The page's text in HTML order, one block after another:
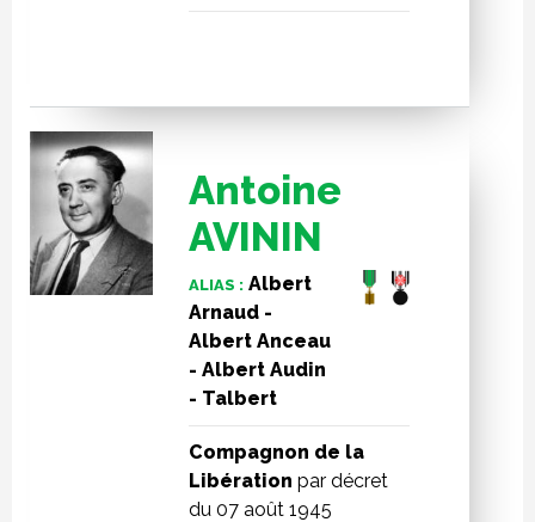
Antoine
AVININ
ALIAS :Albert
Arnaud -
Albert Anceau
- Albert Audin
- Talbert
Compagnon de la
Libération par décret
du 07 août 1945